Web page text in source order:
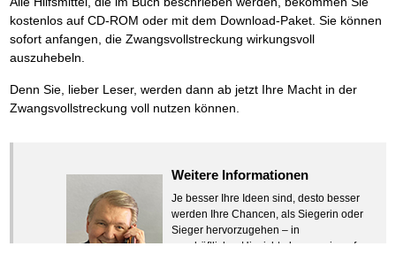
kostenlos auf CD-ROM oder mit dem Download-Paket. Sie können
sofort anfangen, die Zwangsvollstreckung wirkungsvoll
auszuhebeln.
Denn Sie, lieber Leser, werden dann ab jetzt Ihre Macht in der
Zwangsvollstreckung voll nutzen können.
Weitere Informationen
Je besser Ihre Ideen sind, desto besser
werden Ihre Chancen, als Siegerin oder
Sieger hervorzugehen – in
geschäftlicher Hinsicht ebenso wie auf